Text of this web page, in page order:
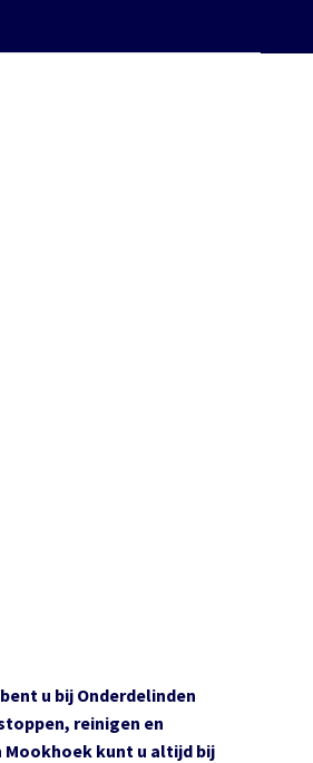
u bij Onderdelinden
reinigen en
kunt u altijd bij